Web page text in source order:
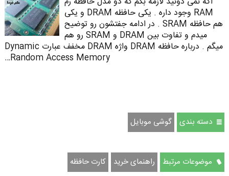
RAM وجود داره . یکی حافظه DRAM و یکی
هم حافظه SRAM . در ادامه جفتشون رو توضیح
میدم و تفاوت بین DRAM و SRAM رو هم
میگم . درباره حافظه DRAM واژه DRAM مخفف عبارت Dynamic
Random Access Memory…
دسته بندی گوشی موبایل
موضوعات مرتبط راهنمای خرید کارت حافظه